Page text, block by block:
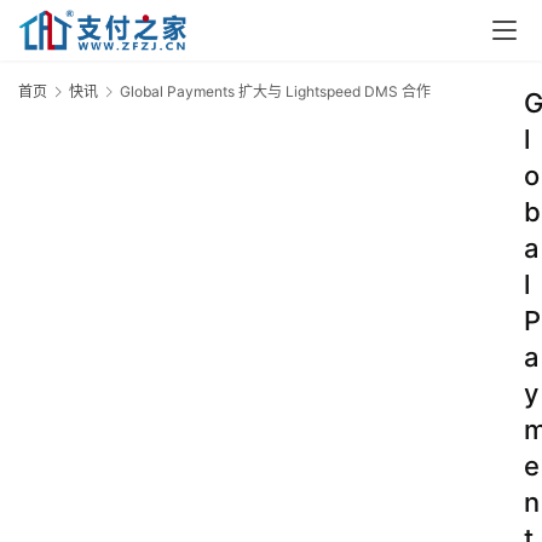
首页 快讯 Global Payments 扩大与 Lightspeed DMS 合作
G
l
o
b
a
l
P
a
y
e
n